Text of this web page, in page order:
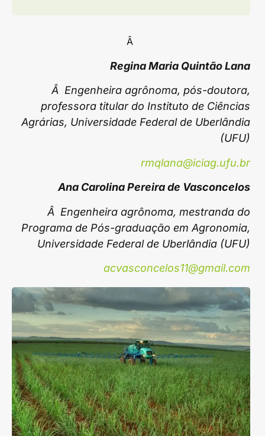
Â
Regina Maria Quintão Lana
Â Engenheira agrônoma, pós-doutora,
professora titular do Instituto de Ciências
Agrárias, Universidade Federal de Uberlândia
(UFU)
rmqlana@iciag.ufu.br
Ana Carolina Pereira de Vasconcelos
Â Engenheira agrônoma, mestranda do
Programa de Pós-graduação em Agronomia,
Universidade Federal de Uberlândia (UFU)
acvasconcelos11@gmail.com